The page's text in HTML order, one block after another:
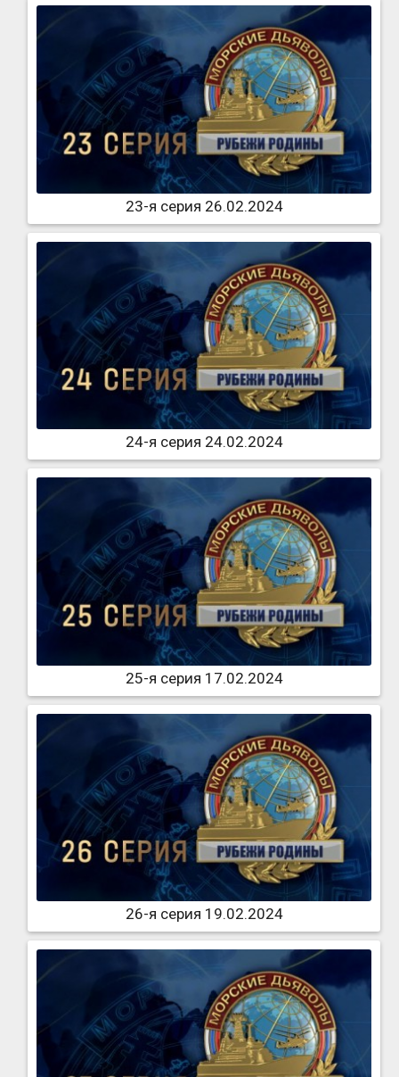
23-я серия 26.02.2024
24-я серия 24.02.2024
25-я серия 17.02.2024
26-я серия 19.02.2024